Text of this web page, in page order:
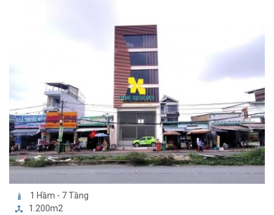
1 Hầm - 7 Tầng
1.200m2